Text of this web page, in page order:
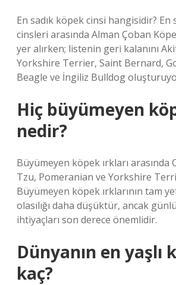
En sadık köpek cinsi hangisidir? En
cinsleri arasında Alman Çoban
yer alırken; listenin geri kalanını
Yorkshire Terrier, Saint Bernard,
Beagle ve İngiliz Bulldog
Hiç büyümeyen
nedir?
Büyümeyen köpek ırkları arasında
Tzu, Pomeranian ve Yorkshire
Büyümeyen köpek ırklarının tam
olasılığı daha düşüktür, ancak
ihtiyaçları son derece önemlidir.
Dünyanın en yaşlı
kaç?